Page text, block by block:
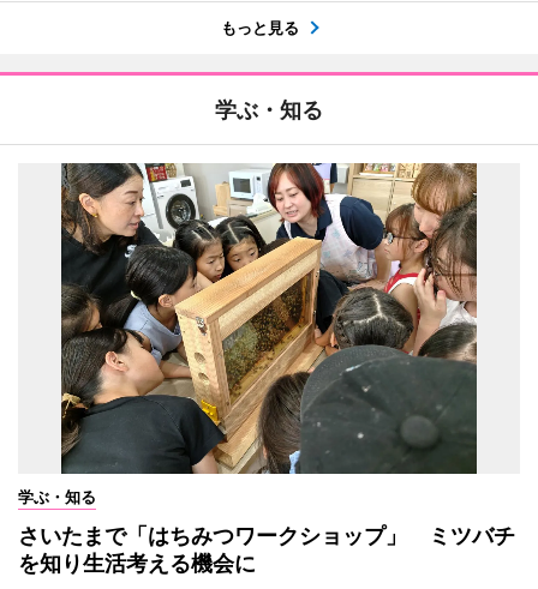
もっと見る
学ぶ・知る
学ぶ・知る
さいたまで「はちみつワークショップ」 ミツバチ
を知り生活考える機会に